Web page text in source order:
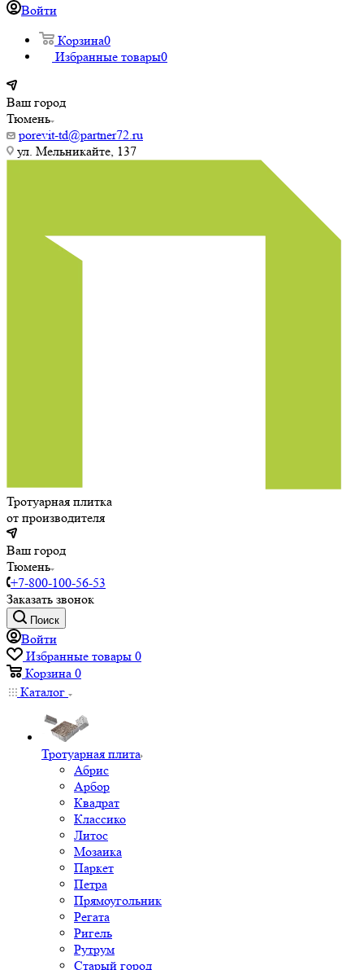
Войти
Корзина0
Избранные товары0
Ваш город
Тюмень
porevit-td@partner72.ru
ул. Мельникайте, 137
Тротуарная плитка
от производителя
Ваш город
Тюмень
+7-800-100-56-53
Заказать звонок
Поиск
Войти
Избранные товары 0
Корзина 0
Каталог
Тротуарная плита
Абрис
Арбор
Квадрат
Классико
Литос
Мозаика
Паркет
Петра
Прямоугольник
Регата
Ригель
Рутрум
Старый город